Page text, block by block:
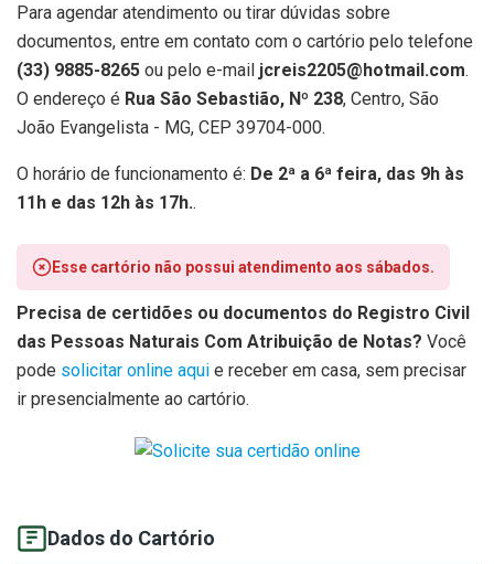
Para agendar atendimento ou tirar dúvidas sobre
documentos, entre em contato com o cartório pelo telefone
(33) 9885-8265 ou pelo e-mail jcreis2205@hotmail.com.
O endereço é Rua São Sebastião, Nº 238, Centro, São
João Evangelista - MG, CEP 39704-000.
O horário de funcionamento é: De 2ª a 6ª feira, das 9h às
11h e das 12h às 17h..
Esse cartório não possui atendimento aos sábados.
Precisa de certidões ou documentos do Registro Civil
das Pessoas Naturais Com Atribuição de Notas? Você
pode solicitar online aqui e receber em casa, sem precisar
ir presencialmente ao cartório.
Dados do Cartório